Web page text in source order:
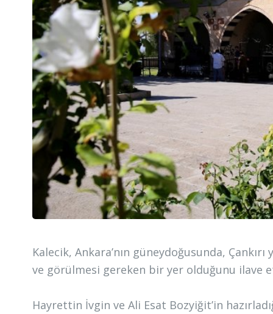
Kalecik, Ankara’nın güneydoğusunda,
ve görülmesi gereken bir yer olduğunu ilave
Hayrettin İvgin ve Ali Esat Bozyiğit’in